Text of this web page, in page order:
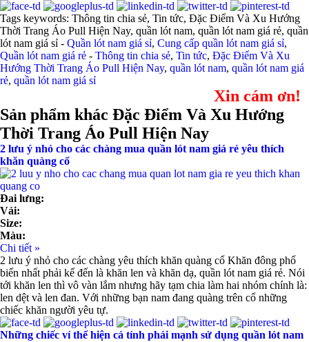
Tags keywords: Thông tin chia sẻ, Tin tức, Đặc Điểm Và Xu Hướng
Thời Trang Áo Pull Hiện Nay, quần lót nam, quần lót nam giá rẻ, quần
lót nam giá sỉ - Quần lót nam giá sỉ, Cung cấp quần lót nam giá sỉ,
Quần lót nam giá rẻ - Thông tin chia sẻ, Tin tức, Đặc Điểm Và Xu
Hướng Thời Trang Áo Pull Hiện Nay, quần lót nam, quần lót nam giá
rẻ, quần lót nam giá sỉ
Xin cám ơn!
Sản phẩm khác Đặc Điểm Và Xu Hướng
Thời Trang Áo Pull Hiện Nay
2 lưu ý nhỏ cho các chàng mua quần lót nam giá rẻ yêu thích
khăn quàng cổ
Đai lưng:
Vải:
Size:
Màu:
Chi tiết »
2 lưu ý nhỏ cho các chàng yêu thích khăn quàng cổ Khăn đông phổ
biến nhất phải kể đến là khăn len và khăn dạ, quần lót nam giá rẻ. Nói
tới khăn len thì vô vàn lắm nhưng hãy tạm chia làm hai nhóm chính là:
len dệt và len đan. Với những bạn nam đang quàng trên cổ những
chiếc khăn người yêu tự.
Những chiếc ví thể hiện cá tính phái mạnh sử dụng quần lót nam